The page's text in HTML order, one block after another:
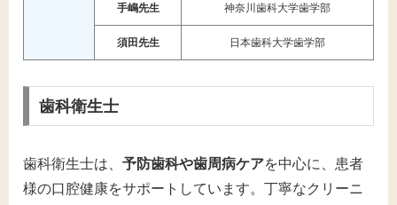
手嶋先生 神奈川歯科大学歯学部
須田先生 日本歯科大学歯学部
歯科衛生士
歯科衛生士は、 予防歯科や歯周病ケアを中心に、患者
様の口腔健康をサポートしています。丁寧なクリーニ